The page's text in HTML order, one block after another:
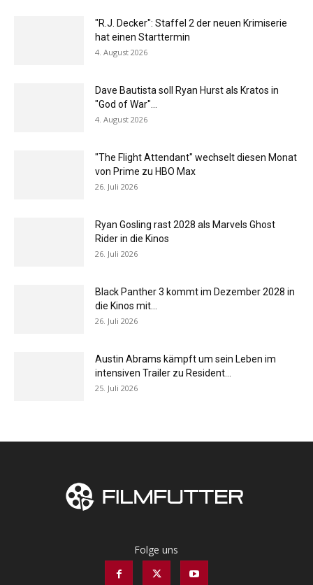
"R.J. Decker": Staffel 2 der neuen Krimiserie
hat einen Starttermin
4. August 2026
Dave Bautista soll Ryan Hurst als Kratos in
"God of War"...
4. August 2026
"The Flight Attendant" wechselt diesen Monat
von Prime zu HBO Max
26. Juli 2026
Ryan Gosling rast 2028 als Marvels Ghost
Rider in die Kinos
26. Juli 2026
Black Panther 3 kommt im Dezember 2028 in
die Kinos mit...
26. Juli 2026
Austin Abrams kämpft um sein Leben im
intensiven Trailer zu Resident...
25. Juli 2026
Folge uns